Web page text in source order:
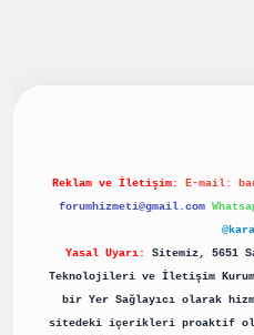
Reklam ve İletişim: E-mail:
forumhizmeti@gmail.com
Yasal Uyarı:
Sitemiz, 5651
Teknolojileri ve İletişim
bir Yer Sağlayıcı olarak
sitedeki içerikleri proaktif